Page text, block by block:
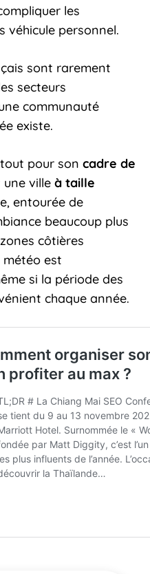
les
véhicule personnel.
sont rarement
secteurs
communauté
existe.
pour son cadre de
une ville à taille
entourée de
beaucoup plus
côtières
météo est
si la période des
chaque année.